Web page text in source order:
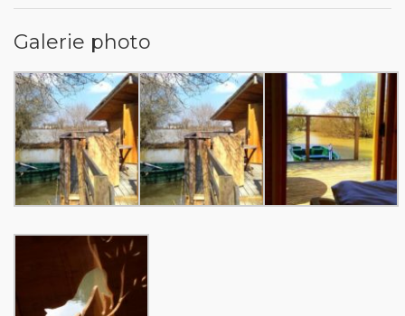
Galerie photo